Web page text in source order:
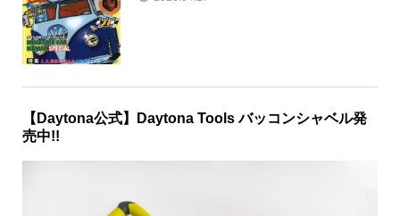
【Daytona公式】Daytona Tools バッコンシャベル発
売中!!